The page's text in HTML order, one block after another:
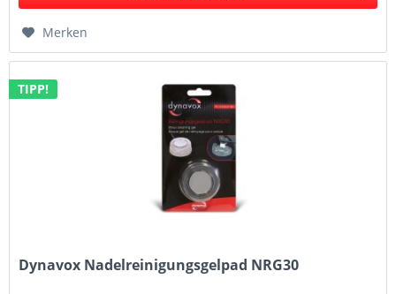
Merken
TIPP!
Dynavox Nadelreinigungsgelpad NRG30